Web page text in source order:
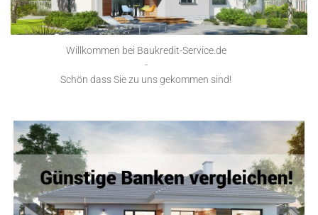
Willkommen bei Baukredit-Service.de
-
Schön dass Sie zu uns gekommen sind!